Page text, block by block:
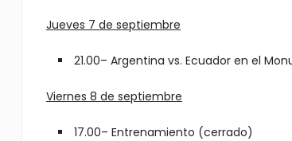
Jueves 7 de septiembre
21.00– Argentina vs. Ecuador en el
Viernes 8 de septiembre
17.00– Entrenamiento (cerrado)